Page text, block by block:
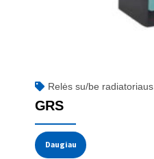
Relės su/be radiatoriaus
GRS
Daugiau